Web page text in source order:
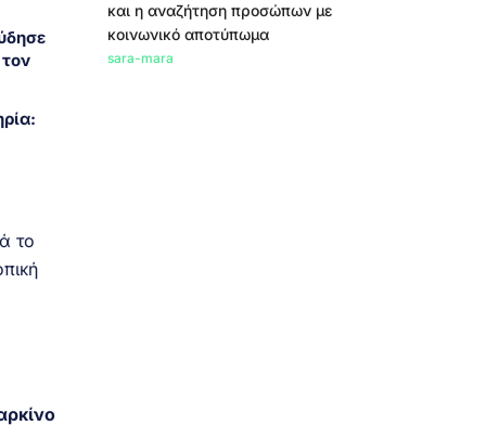
το
και η αναζήτηση προσώπων με
κοινωνικό αποτύπωμα
sara-mara